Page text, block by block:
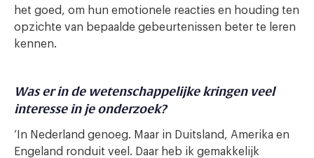
het goed, om hun emotionele reacties en houding ten
opzichte van bepaalde gebeurtenissen beter te leren
kennen.
Was er in de wetenschappelijke kringen veel
interesse in je onderzoek?
‘In Nederland genoeg. Maar in Duitsland, Amerika en
Engeland ronduit veel. Daar heb ik gemakkelijk